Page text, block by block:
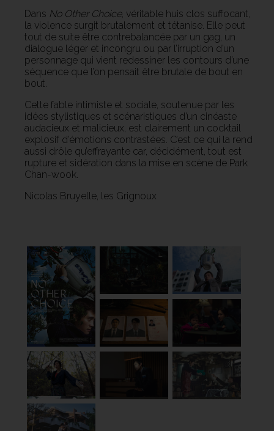
Dans No Other Choice, véritable huis clos suffocant,
la violence surgit brutalement et tétanise. Elle peut
tout de suite être contrebalancée par un gag, un
dialogue léger et incongru ou par l’irruption d’un
personnage qui vient redessiner les contours d’une
séquence que l’on pensait être brutale de bout en
bout.
Cette fable intimiste et sociale, soutenue par les
idées stylistiques et scénaristiques d’un cinéaste
audacieux et malicieux, est clairement un cocktail
explosif d’émotions contrastées. C’est ce qui la rend
aussi drôle qu’effrayante car, décidément, tout est
rupture et sidération dans la mise en scène de Park
Chan-wook.
Nicolas Bruyelle, les Grignoux